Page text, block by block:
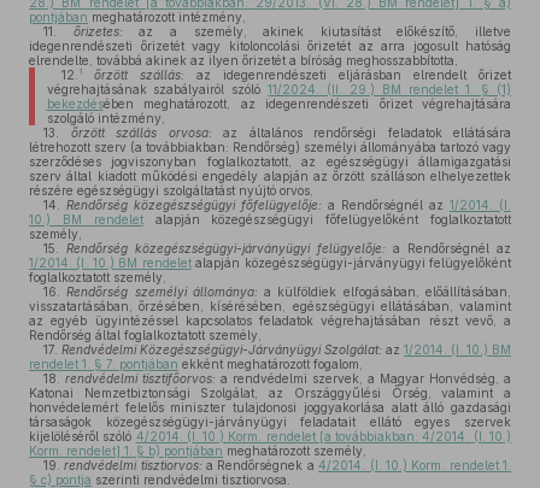
pontjában meghatározott intézmény,
11.
őrizetes: az a személy, akinek kiutasítást előkészítő, illetve
idegenrendészeti őrizetét vagy kitoloncolási őrizetét az arra jogosult hatóság
elrendelte, továbbá akinek az ilyen őrizetét a bíróság meghosszabbította,
12. 1 őrzött szállás:
az idegenrendészeti eljárásban elrendelt őrizet
végrehajtásának szabályairól szóló11/2024. (II. 29.) BM rendelet 1. § (1)
bekezdésében meghatározott, az idegenrendészeti őrizet végrehajtására
szolgáló intézmény,
13.
őrzött szállás orvosa: az általános rendőrségi feladatok ellátására
létrehozott szerv (a továbbiakban: Rendőrség) személyi állományába tartozó vagy
szerződéses jogviszonyban foglalkoztatott, az egészségügyi államigazgatási
szerv által kiadott működési engedély alapján az őrzött szálláson elhelyezettek
részére egészségügyi szolgáltatást nyújtó orvos,
14.
Rendőrség közegészségügyi főfelügyelője: a Rendőrségnél az 1/2014. (I.
10.) BM rendeletalapján közegészségügyi főfelügyelőként foglalkoztatott
személy,
15.
Rendőrség közegészségügyi-járványügyi felügyelője: a Rendőrségnél az
1/2014. (I. 10.) BM rendeletalapján közegészségügyi-járványügyi felügyelőként
foglalkoztatott személy,
16.
Rendőrség személyi állománya: a külföldiek elfogásában, előállításában,
visszatartásában, őrzésében, kísérésében, egészségügyi ellátásában, valamint
az egyéb ügyintézéssel kapcsolatos feladatok végrehajtásában részt vevő, a
Rendőrség által foglalkoztatott személy,
17. Rendvédelmi Közegészségügyi-Járványügyi Szolgálat: az 1/2014. (I. 10.) BM
rendelet 1. § 7. pontjában ekként meghatározott fogalom,
18.
rendvédelmi tisztifőorvos: a rendvédelmi szervek, a Magyar Honvédség, a
Katonai Nemzetbiztonsági Szolgálat, az Országgyűlési Őrség, valamint a
honvédelemért felelős miniszter tulajdonosi joggyakorlása alatt álló gazdasági
társaságok közegészségügyi-járványügyi feladatait ellátó egyes szervek
kijelöléséről szóló 4/2014. (I. 10.) Korm. rendelet [a továbbiakban: 4/2014. (I. 10.)
Korm. rendelet] 1. § b) pontjában meghatározott személy,
19.
rendvédelmi tisztiorvos: a Rendőrségnek a4/2014. (I. 10.) Korm. rendelet 1.
§ c) pontja szerinti rendvédelmi tisztiorvosa.